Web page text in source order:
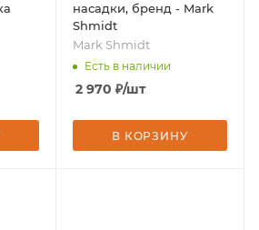
насадки, бренд - Mark
Shmidt
Mark Shmidt
Есть в наличии
2 970 ₽/шт
В КОРЗИНУ